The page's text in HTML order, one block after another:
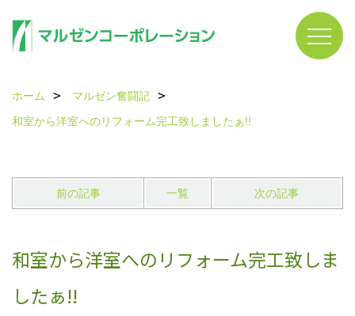
ホーム
マルゼン奮闘記
和室から洋室へのリフォーム完工致しましたぁ!!
前の記事 一覧 次の記事
和室から洋室へのリフォーム完工致しま
したぁ!!